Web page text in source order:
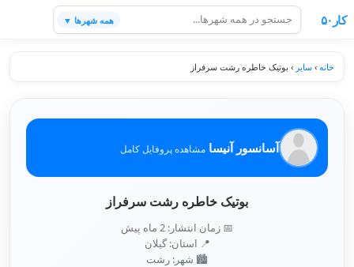
کار۵۰ همه شهرها ▼
خانه › سایر › بوتیک خاطره رشت سرفراز
آسانسور آنیسا مشاهده پروفایل کامل
بوتیک خاطره رشت سرفراز
📅 زمان انتشار: 2 ماه پیش
📍 استان: گیلان
🏙️ شهر: رشت